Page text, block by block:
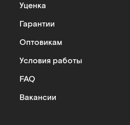
Уценка
Гарантии
Оптовикам
Условия работы
FAQ
Вакансии